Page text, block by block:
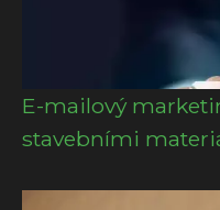
E-mailový
stavebními